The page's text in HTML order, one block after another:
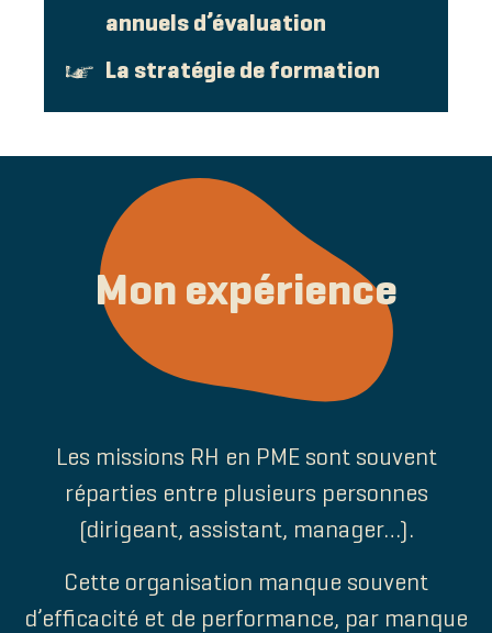
annuels d’évaluation
La stratégie de formation
Mon expérience
Les missions RH en PME sont souvent
réparties entre plusieurs personnes
(dirigeant, assistant, manager…).
Cette organisation manque souvent
d’efficacité et de performance, par manque